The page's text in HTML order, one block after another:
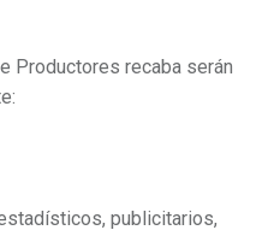
Productores recaba serán
publicitarios,